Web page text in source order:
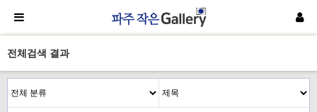
전체검색 결과